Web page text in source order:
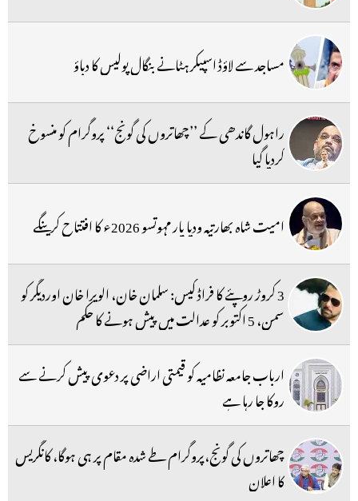
مساجد سے لاؤڈ اسپیکر ہٹانے بنگال پولیس کا دباؤ
راہول گاندھی کے ’’چھاتروں کی گونج‘‘ پروگرام کو منسوخ
کردیا گیا
امیت شاہ بھارتیہ ودیا پار مہوتسو 2026ء کا افتتاح کرینگے
3 کروڑ روپئے کا فراڈ کیس: سلمان خان، الویرا خان اوردیگر کو
سمن، 5 اکتوبر کو عدالت میں پیش ہونے کا حکم
ارباب جامعہ نظامیہ کو قیمتی اراضی پر دعوی پیش کرنے سے
روکا جا رہا ہے
چھاتروں کی گونج،پروگرام طے شدہ مقام پر ہی ہوگا، کانگریس
کا اعلان